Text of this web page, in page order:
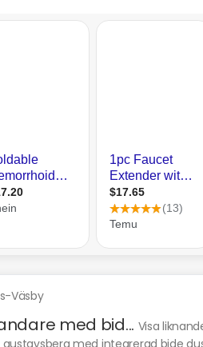
Väsby
med bid... Visa
med integrerad bide